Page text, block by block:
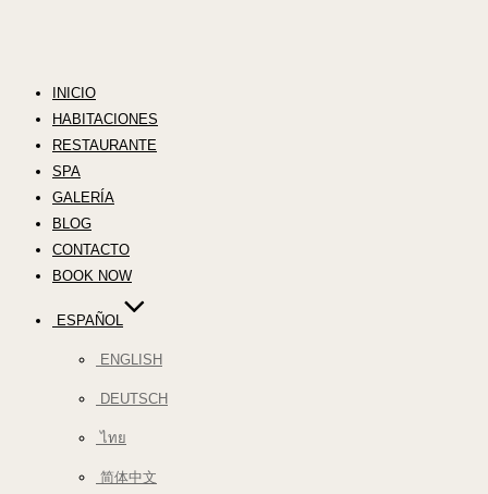
INICIO
HABITACIONES
RESTAURANTE
SPA
GALERÍA
BLOG
CONTACTO
BOOK NOW
ESPAÑOL
ENGLISH
DEUTSCH
ไทย
简体中文